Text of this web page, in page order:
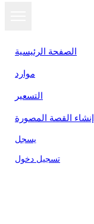
الصفحة الرئيسية
موارد
التسعير
إنشاء القصة المصورة
يسجل
تسجيل دخول